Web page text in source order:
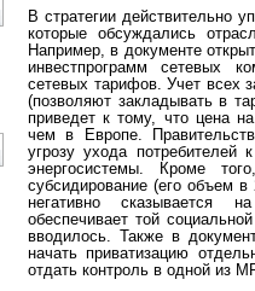
В стратегии действительно
которые обсуждались
Например, в документе
инвестпрограмм сетевых
сетевых тарифов. Учет всех
(позволяют закладывать в
приведет к тому, что цена
чем в Европе.
угрозу ухода потребителей
энергосистемы. Кроме
субсидирование (его объем
негативно сказывается
обеспечивает той
вводилось. Также в
начать приватизацию
отдать контроль в одной из